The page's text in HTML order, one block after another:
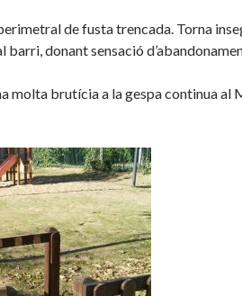
de fusta trencada. Torna
barri, donant sensació
molta brutícia a la gespa continua al